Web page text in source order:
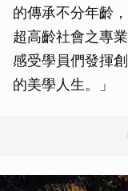
的傳承不分年齡
超高齡社會之專
感受學員們發揮
的美學人生。」